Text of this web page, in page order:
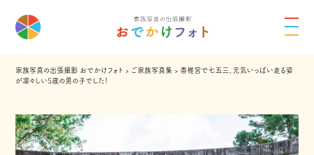
家族写真の出張撮影 おでかけフォト › ご家族写真集 › 香椎宮で七五三、元気いっぱい走る姿
が凛々しい5歳の男の子でした！